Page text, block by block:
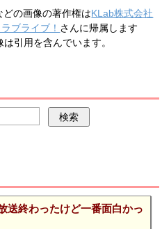
の画像の著作権はKLab株式会社
ブライブ！ さんに帰属します
引用を含んでいます。
送終わったけど一番面白かっ